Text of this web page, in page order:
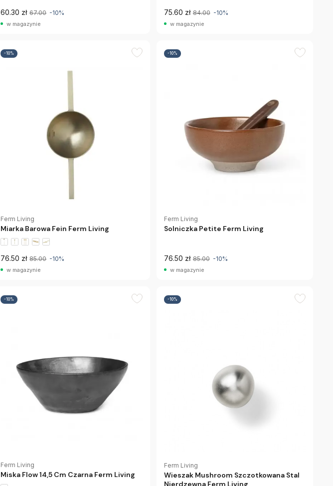
60.30 zł 67.00 -10%
w magazynie
75.60 zł 84.00 -10%
w magazynie
-10%
Ferm Living
Miarka Barowa Fein Ferm Living
76.50 zł 85.00 -10%
w magazynie
-10%
Ferm Living
Solniczka Petite Ferm Living
76.50 zł 85.00 -10%
w magazynie
-10%
Ferm Living
Miska Flow 14,5 Cm Czarna Ferm Living
-10%
Ferm Living
Wieszak Mushroom Szczotkowana Stal
Nierdzewna Ferm Living